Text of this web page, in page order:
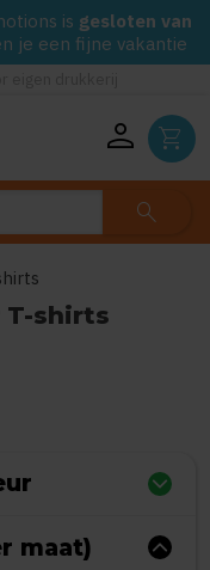
is gesloten van
je een fijne vakantie
person shopping_cart
search
T-shirts
maat)